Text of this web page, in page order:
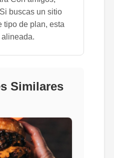
buscas un sitio
tipo de plan, esta
Similares